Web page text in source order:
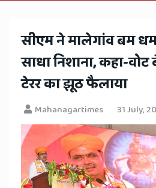
Hindi
News,
Hindi
Samachar,
Jaipur
Rajasthan
News
​सीएम ने मालेगांव बम
साधा निशाना, कहा-
टेरर का झूठ फैलाया
Mahanagartimes 31 July,